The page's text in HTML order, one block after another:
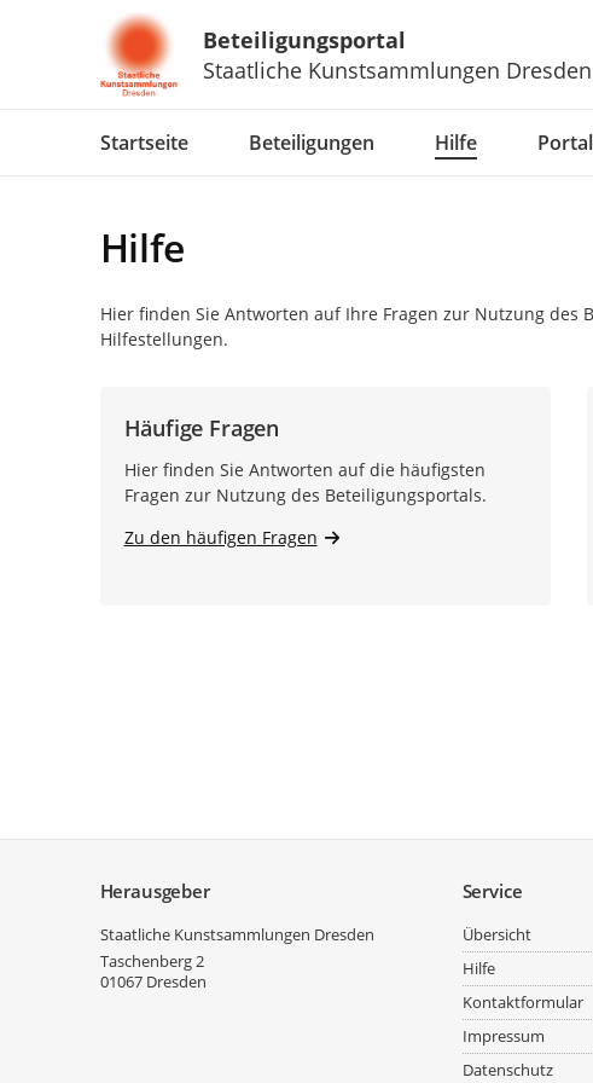
Beteiligungsportal
Staatliche Kunstsammlungen Dresden
Startseite Beteiligungen Hilfe
Hilfe
Hier finden Sie Antworten auf Ihre Fragen zur Nutzung
Hilfestellungen.
Häufige Fragen
Hier finden Sie Antworten auf die häufigsten
Fragen zur Nutzung des Beteiligungsportals.
Zu den häufigen Fragen
Herausgeber
Staatliche Kunstsammlungen Dresden
Taschenberg 2
01067 Dresden
Service
Übersicht
Hilfe
Kontaktformular
Impressum
Datenschutz